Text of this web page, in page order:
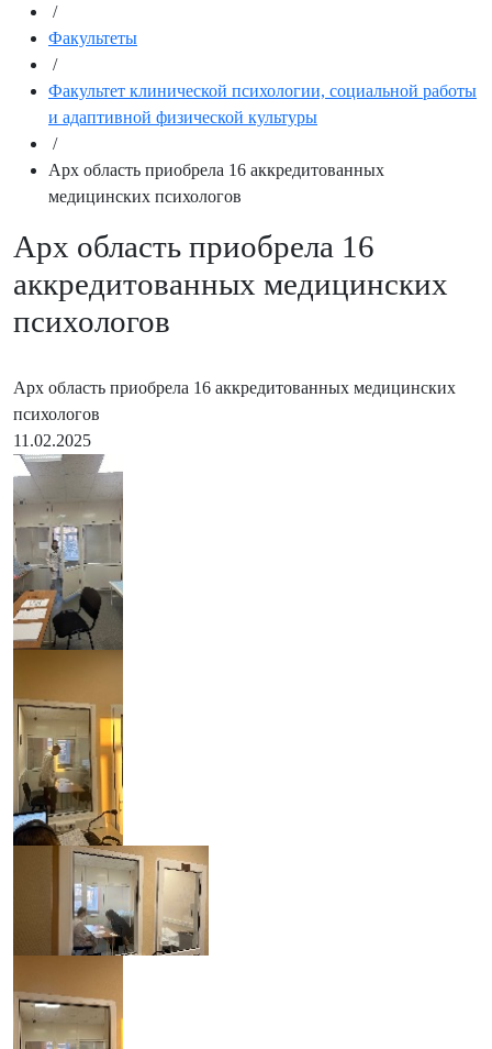
/
Факультеты
/
Факультет клинической психологии, социальной работы
и адаптивной физической культуры
/
Арх область приобрела 16 аккредитованных
медицинских психологов
Арх область приобрела 16
аккредитованных медицинских
психологов
Арх область приобрела 16 аккредитованных медицинских
психологов
11.02.2025